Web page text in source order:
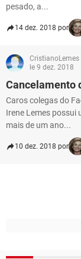
pesado, a...
14 dez. 2018 por
CristianoLemes
le 9 dez. 2018
Cancelamento
Caros colegas do
Irene Lemes possui
mais de um ano...
10 dez. 2018 por